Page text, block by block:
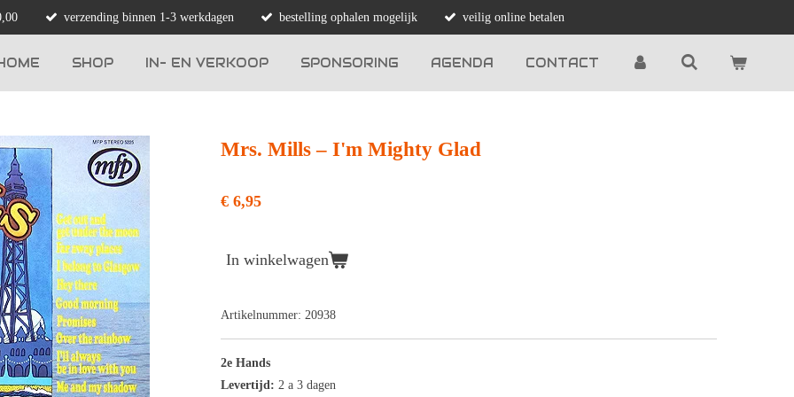
verzending binnen 1-3 werkdagen bestelling ophalen mogelijk veilig online betalen
SHOP IN- EN VERKOOP SPONSORING AGENDA CONTACT
Mrs. Mills ‎– I'm Mighty Glad
€ 6,95
In winkelwagen
Artikelnummer: 20938
2e Hands
Levertijd: 2 a 3 dagen